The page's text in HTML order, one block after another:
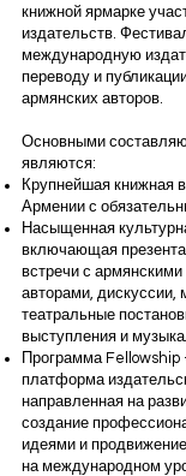
книжной ярмарке
издательств.
международную
переводу и
армянских авторов.
Основными
являются:
Крупнейшая книжная
Армении с
Насыщенная
включающая
встречи с
авторами, дискуссии,
театральные
выступления и
Программа
платформа
направленная на
создание
идеями и
на международном